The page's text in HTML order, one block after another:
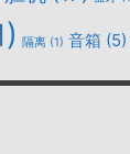
隔离 (1) 音箱 (5)